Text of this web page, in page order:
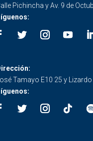
Pichincha y Av. 9 de
Tamayo E10 25 y